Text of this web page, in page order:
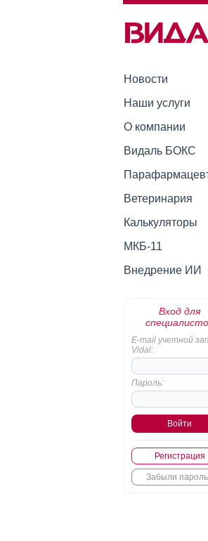
Новости
Наши услуги
О компании
Видаль БОКС
Ветеринария
Калькуляторы
МКБ-11
Внедрение ИИ
Вход для
E-mail учетной
Vidal:
Пароль:
Регистрация
Забыли